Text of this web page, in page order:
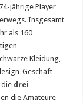
jährige Player
Insgesamt
als 160
Kleidung,
Geschäft
die drei
die Amateure